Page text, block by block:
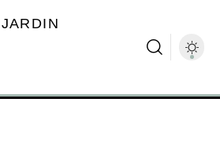
JARDIN